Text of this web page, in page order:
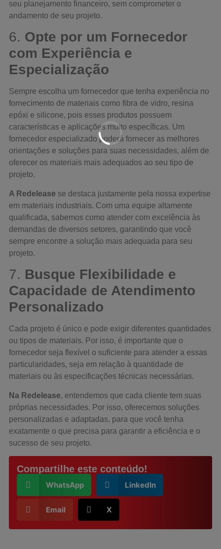
seu planejamento financeiro, sem comprometer o
andamento de seu projeto.
6. Opte por um Fornecedor
com Experiência e
Especialização
Sempre escolha um fornecedor que tenha experiência no
fornecimento de materiais como fibra de vidro, resina
epóxi e silicone, pois esses produtos possuem
características e aplicações muito específicas. Um
fornecedor especializado poderá fornecer as melhores
orientações e soluções para suas necessidades, além de
oferecer os materiais mais adequados ao seu tipo de
projeto.
A Redelease se destaca justamente pela nossa expertise
em materiais industriais. Com uma equipe altamente
qualificada, sabemos como atender com excelência às
demandas de diversos setores, garantindo que você
sempre encontre a solução mais adequada para seu
projeto.
7. Busque Flexibilidade e
Capacidade de Atendimento
Personalizado
Cada projeto é único e pode exigir diferentes quantidades
ou tipos de materiais. Por isso, é importante que o
fornecedor seja flexível o suficiente para atender a essas
particularidades, seja em relação à quantidade de
materiais ou às especificações técnicas necessárias.
Na Redelease, entendemos que cada cliente tem suas
próprias necessidades. Por isso, oferecemos soluções
personalizadas e adaptadas, para que você tenha
exatamente o que precisa para garantir a eficiência e o
sucesso de seu projeto.
Compartilhe este conteúdo!
WhatsApp LinkedIn
Email X